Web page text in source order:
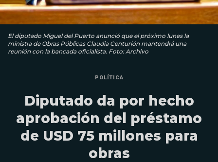
El diputado Miguel del Puerto anunció que el próximo lunes la
ministra de Obras Públicas Claudia Centurión mantendrá una
reunión con la bancada oficialista. Foto: Archivo
POLÍTICA
Diputado da por hecho
aprobación del préstamo
de USD 75 millones para
obras